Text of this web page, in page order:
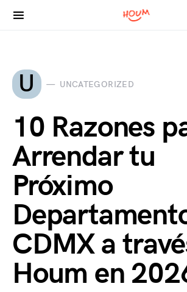
Search for:
U UNCATEGORIZED
10 Razones
Arrendar tu
Próximo
CDMX a
Houm en